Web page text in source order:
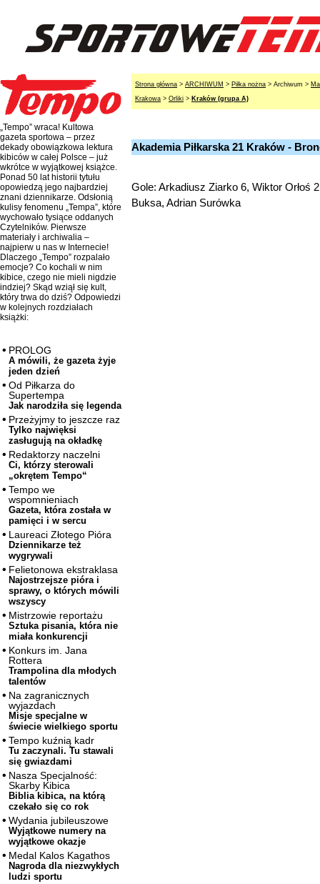
„Tempo” wraca! Kultowa
gazeta sportowa – przez
dekady obowiązkowa lektura
kibiców w całej Polsce – już
wkrótce w wyjątkowej książce.
Ponad 50 lat historii tytułu
opowiedzą jego najbardziej
znani dziennikarze. Odsłonią
kulisy fenomenu „Tempa”, które
wychowało tysiące oddanych
Czytelników. Pierwsze
materiały i archiwalia –
najpierw u nas w Internecie!
Dlaczego „Tempo” rozpalało
emocje? Co kochali w nim
kibice, czego nie mieli nigdzie
indziej? Skąd wziął się kult,
który trwa do dziś? Odpowiedzi
w kolejnych rozdziałach
książki:
PROLOG
A mówili, że gazeta żyje
jeden dzień
Od Piłkarza do
Supertempa
Jak narodziła się legenda
Przeżyjmy to jeszcze raz
Tylko najwięksi
zasługują na okładkę
Redaktorzy naczelni
Ci, którzy sterowali
„okrętem Tempo“
Tempo we
wspomnieniach
Gazeta, która została w
pamięci i w sercu
Laureaci Złotego Pióra
Dziennikarze też
wygrywali
Felietonowa ekstraklasa
Najostrzejsze pióra i
sprawy, o których mówili
wszyscy
Mistrzowie reportażu
Sztuka pisania, która nie
miała konkurencji
Konkurs im. Jana
Rottera
Trampolina dla młodych
talentów
Na zagranicznych
wyjazdach
Misje specjalne w
świecie wielkiego sportu
Tempo kuźnią kadr
Tu zaczynali. Tu stawali
się gwiazdami
Nasza Specjalność:
Skarby Kibica
Biblia kibica, na którą
czekało się co rok
Wydania jubileuszowe
Wyjątkowe numery na
wyjątkowe okazje
Medal Kalos Kagathos
Nagroda dla niezwykłych
ludzi sportu
Strona główna > ARCHIWUM > Piłka nożna > Archiwum >
Krakowa > Orliki > Kraków (grupa A)
Akademia Piłkarska 21 Kraków -
Gole: Arkadiusz Ziarko 6, Wiktor Orłoś
Buksa, Adrian Surówka